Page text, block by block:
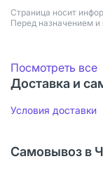
Страница носит
Перед назначением
Посмотреть все
Доставка и
Условия доставки
Самовывоз в